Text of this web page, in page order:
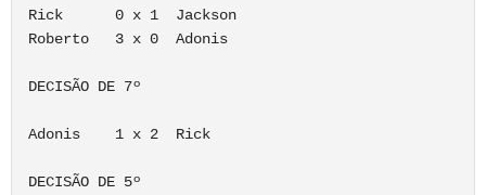
Rick      0 x 1  Jackson
Roberto   3 x 0  Adonis
DECISÃO DE 7º
Adonis    1 x 2  Rick
DECISÃO DE 5º